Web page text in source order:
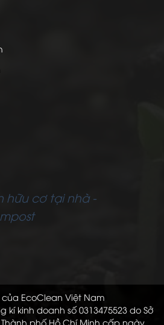
hữu cơ tại nhà -
EcoClean Việt Nam
kinh doanh số 0313475523 do Sở
phố Hồ Chí Minh cấp ngày